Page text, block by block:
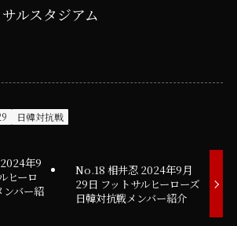
ルスタジアム
日韓対抗戦
年9
ヒーロ
ンバー紹
No.18 相井忍 2024年9月
29日 フットサルヒーローズ
日韓対抗戦メンバー紹介